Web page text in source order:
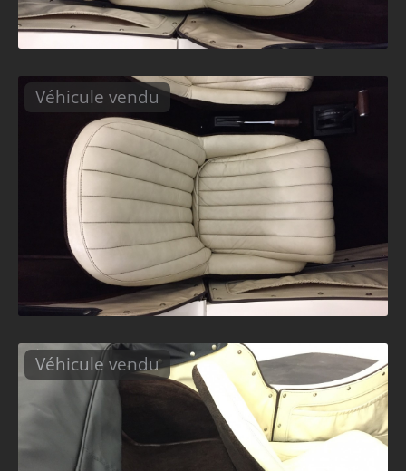
Véhicule vendu
Véhicule vendu